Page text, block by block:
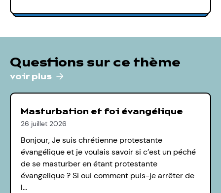
Questions sur ce thème
voir plus
Masturbation et foi évangélique
26 juillet 2026
Bonjour, Je suis chrétienne protestante
évangélique et je voulais savoir si c’est un péché
de se masturber en étant protestante
évangelique ? Si oui comment puis-je arrêter de
l…